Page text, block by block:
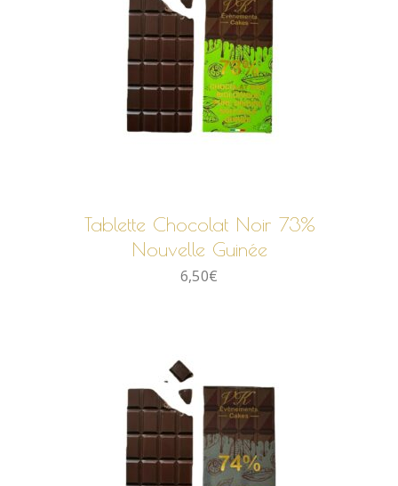
Tablette Chocolat Noir 73%
Nouvelle Guinée
6,50€